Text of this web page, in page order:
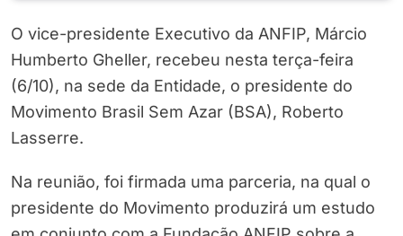
O vice-presidente Executivo da ANFIP, Márcio
Humberto Gheller, recebeu nesta terça-feira
(6/10), na sede da Entidade, o presidente do
Movimento Brasil Sem Azar (BSA), Roberto
Lasserre.
Na reunião, foi firmada uma parceria, na qual o
presidente do Movimento produzirá um estudo